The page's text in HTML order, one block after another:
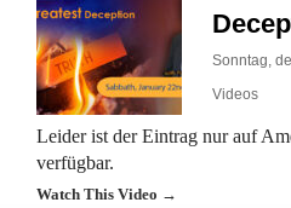
Sonntag,
Videos
Leider ist der Eintrag nur auf
verfügbar.
Watch This Video →